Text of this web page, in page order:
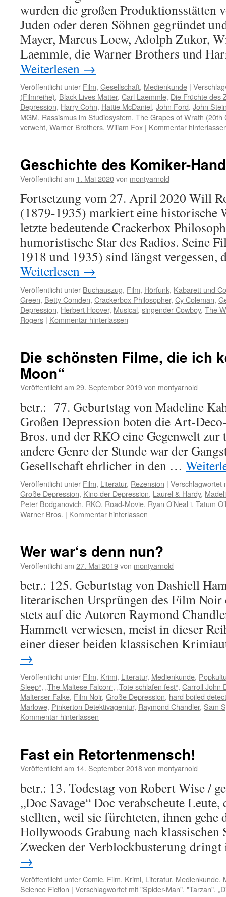
wurden die großen Produktionsstätten
Juden oder deren Söhnen gegründet
Mayer, Marcus Loew, Adolph Zukor,
Laemmle, die Warner Brothers und
Weiterlesen →
Veröffentlicht unter Film, Gesellschaft, Medienkunde |
(Filmreihe), Black Lives Matter, Carl Laemmle, Die Früchte des
Depression, Harry Cohn, Hattie McDaniel, John Ford, John
MGM, Rassismus im Studiosystem, The Grapes of Wrath (20th
verweht, Warner Brothers, Wiliam Fox | Kommentar
Geschichte des Komiker-
Veröffentlicht am 1. Mai 2020von montyarnold
Fortsetzung vom 27. April 2020 Will
(1879-1935) markiert eine historische
letzte bedeutende Crackerbox
humoristische Star des Radios. Seine
1918 und 1935) sind längst
Weiterlesen →
Veröffentlicht unter Buchauszug, Film, Hörfunk, Kabarett und
Green, Betty Comden, Crackerbox Philosopher, Cy Coleman,
Depression, Herbert Hoover, Musical, singender Cowboy, The
Rogers | Kommentar hinterlassen
Die schönsten Filme, die ich
Moon“
Veröffentlicht am 29. September 2019von montyarnold
betr.: 77. Geburtstag von Madeline
Großen Depression boten die Art-
Bros. und der RKO eine Gegenwelt zur
andere Genre der Stunde war der
Gesellschaft ehrlicher in den …
Veröffentlicht unter Film, Literatur, Rezension | Verschlagwortet
Große Depression, Kino der Depression, Laurel & Hardy,
Peter Bodganovich, RKO, Road-Movie, Ryan O’Neal i, Tatum
Warner Bros. | Kommentar hinterlassen
Wer war‘s denn nun?
Veröffentlicht am 27. Mai 2019von montyarnold
betr.: 125. Geburtstag von Dashiell
literarischen Ursprüngen des Film
stets auf die Autoren Raymond
Hammett verwiesen, meist in dieser
einer dieser beiden klassischen
→
Veröffentlicht unter Film, Krimi, Literatur, Medienkunde,
Sleep“, „The Maltese Falcon“, „Tote schlafen fest“, Carroll John
Malterser Falke, Film Noir, Große Depression, hard boiled
Marlowe, Pinkerton Detektivagentur, Raymond Chandler, Sam
Kommentar hinterlassen
Fast ein Retortenmensch!
Veröffentlicht am 14. September 2018von montyarnold
betr.: 13. Todestag von Robert Wise /
„Doc Savage“ Doc verabscheute
stellten, weil sie fürchteten, ihnen gehe
Hollywoods Grabung nach klassischen
Zwecken der Verblockbusterung
→
Veröffentlicht unterComic, Film, Krimi, Literatur, Medienkunde,
Science Fiction | Verschlagwortet mit"Spider-Man", "Tarzan",